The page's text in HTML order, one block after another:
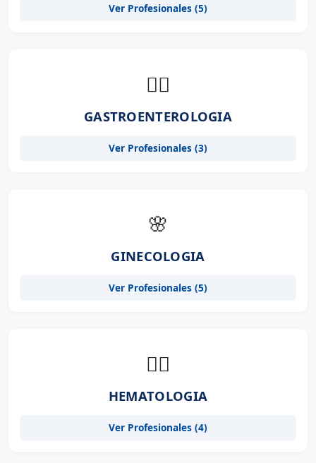
Ver Profesionales (5)
👨‍⚕️
GASTROENTEROLOGIA
Ver Profesionales (3)
🌸
GINECOLOGIA
Ver Profesionales (5)
👨‍⚕️
HEMATOLOGIA
Ver Profesionales (4)